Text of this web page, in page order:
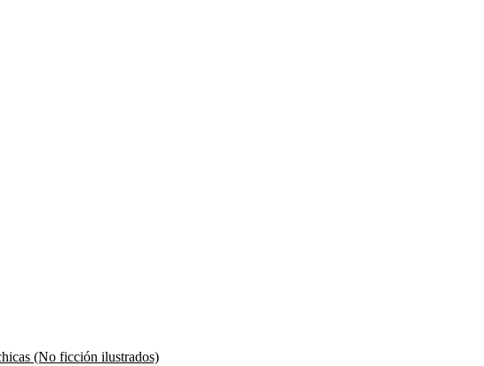
(No ficción ilustrados)